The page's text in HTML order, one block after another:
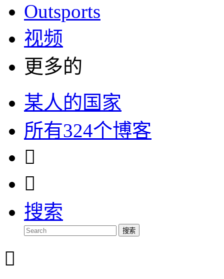
Outsports
视频
更多的
某人的国家
所有324个博客


搜索
搜索
